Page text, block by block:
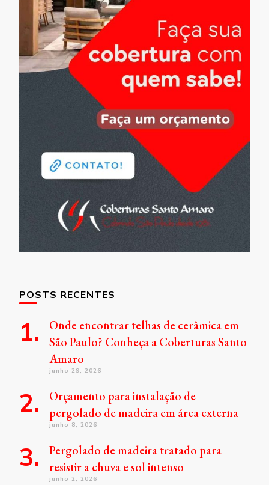
POSTS RECENTES
Onde encontrar telhas de cerâmica em
São Paulo? Conheça a Coberturas Santo
Amaro
junho 29, 2026
Orçamento para instalação de
pergolado de madeira em área externa
junho 8, 2026
Pergolado de madeira tratado para
resistir a chuva e sol intenso
junho 2, 2026